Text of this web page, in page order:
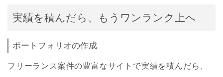
実績を積んだら、もうワンランク上へ
ポートフォリオの作成
フリーランス案件の豊富なサイトで実績を積んだら、